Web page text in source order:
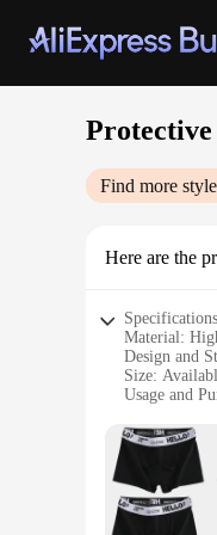
Find more style
Here are the
Material:
Design and
Size:
Usage and
Parts and
The
body,